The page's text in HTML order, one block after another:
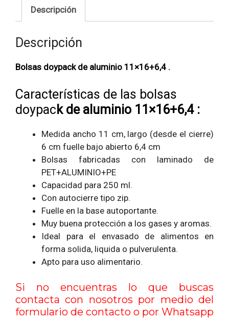
Descripción
Descripción
Bolsas doypack de aluminio 11×16+6,4 .
Características de las bolsas
doypac kde aluminio 11×16+6,4 :
Medida ancho 11 cm, largo (desde el cierre)
6 cm fuelle bajo abierto 6,4 cm
Bolsas fabricadas con laminado de
PET+ALUMINIO+PE
Capacidad para 250 ml.
Con autocierre tipo zip.
Fuelle en la base autoportante.
Muy buena protección a los gases y aromas.
Ideal para el envasado de alimentos en
forma solida, liquida o pulverulenta.
Apto para uso alimentario.
Si no encuentras lo que buscas
contacta con nosotros por medio del
formulario de contacto o por Whatsapp